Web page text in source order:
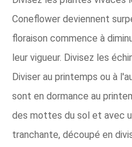
Coneflower deviennent
floraison commence à
leur vigueur. Divisez les
Diviser au printemps ou à
sont en dormance au
des mottes du sol et avec
tranchante, découpé en